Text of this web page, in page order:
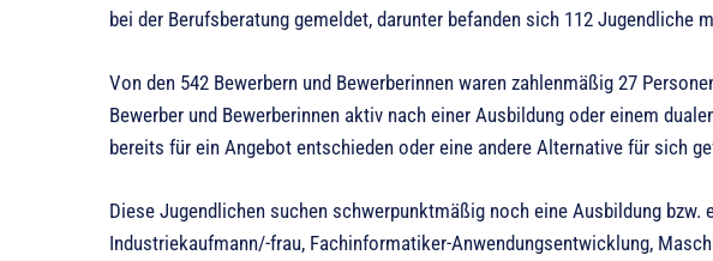
bei der Berufsberatung gemeldet, darunter befanden sich 112 Jugendliche
Von den 542 Bewerbern und Bewerberinnen waren zahlenmäßig 27
Bewerber und Bewerberinnen aktiv nach einer Ausbildung oder einem
bereits für ein Angebot entschieden oder eine andere Alternative für sich
Diese Jugendlichen suchen schwerpunktmäßig noch eine Ausbildung
Industriekaufmann/-frau, Fachinformatiker-Anwendungsentwicklung,